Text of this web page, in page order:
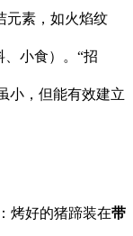
元素，如火焰纹
、小食）。“招
小，但能有效建立
烤好的猪蹄装在带